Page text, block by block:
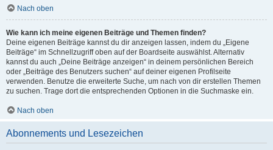
Nach oben
Wie kann ich meine eigenen Beiträge und Themen finden?
Deine eigenen Beiträge kannst du dir anzeigen lassen, indem du „Eigene
Beiträge“ im Schnellzugriff oben auf der Boardseite auswählst. Alternativ
kannst du auch „Deine Beiträge anzeigen“ in deinem persönlichen Bereich
oder „Beiträge des Benutzers suchen“ auf deiner eigenen Profilseite
verwenden. Benutze die erweiterte Suche, um nach von dir erstellen Themen
zu suchen. Trage dort die entsprechenden Optionen in die Suchmaske ein.
Nach oben
Abonnements und Lesezeichen